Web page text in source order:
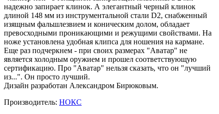
надежно запирает клинок. А элегантный черный клинок
длиной 148 мм из инструментальной стали D2, снабженный
изящным фальшлезвием и коническим долом, обладает
превосходными проникающими и режущими свойствами. На
ноже установлена удобная клипса для ношения на кармане.
Еще раз подчеркнем - при своих размерах "Аватар" не
является холодным оружием и прошел соответствующую
сертификацию. Про "Аватар" нельзя сказать, что он "лучший
из...". Он просто лучший.
Дизайн разработан Александром Бирюковым.
Производитель: НОКС